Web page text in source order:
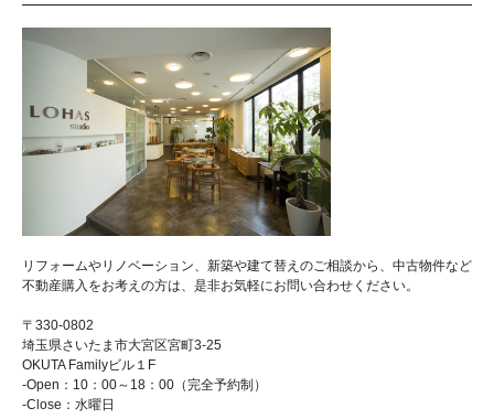
リフォームやリノベーション、新築や建て替えのご相談から、中古物件など
不動産購入をお考えの方は、是非お気軽にお問い合わせください。
〒330-0802
埼玉県さいたま市大宮区宮町3-25
OKUTA Familyビル１F
-Open：10：00～18：00（完全予約制）
-Close：水曜日